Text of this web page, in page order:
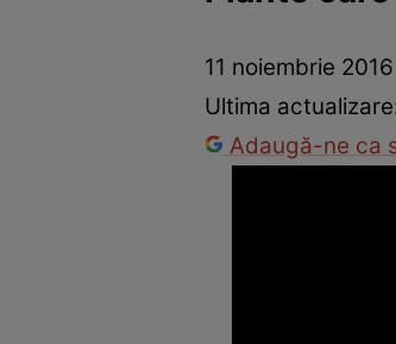
Prevenție și tratamentRemedii naturiste
11 noiembrie
Ultima
Adaugă-ne ca